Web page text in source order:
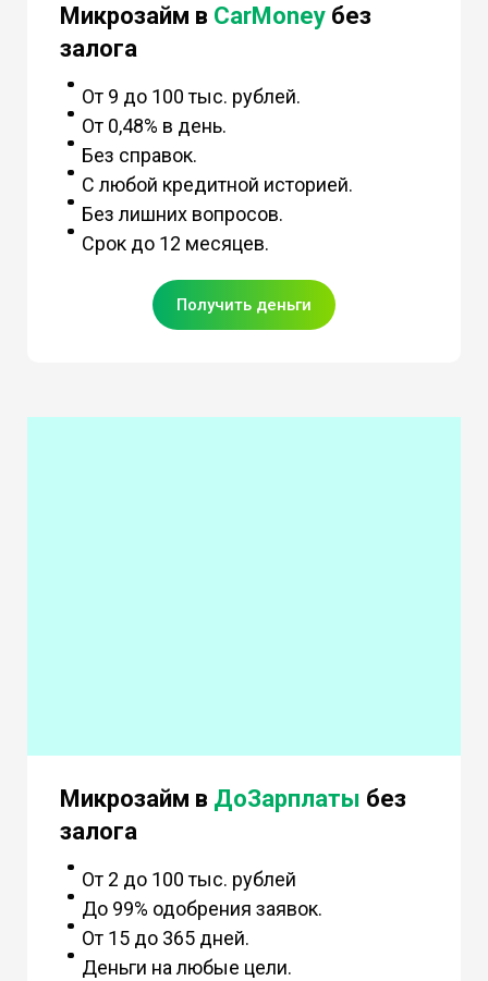
Микрозайм в CarMoney без
залога
От 9 до 100 тыс. рублей.
От 0,48% в день.
Без справок.
С любой кредитной историей.
Без лишних вопросов.
Срок до 12 месяцев.
Получить деньги
Микрозайм в ДоЗарплаты без
залога
От 2 до 100 тыс. рублей
До 99% одобрения заявок.
От 15 до 365 дней.
Деньги на любые цели.